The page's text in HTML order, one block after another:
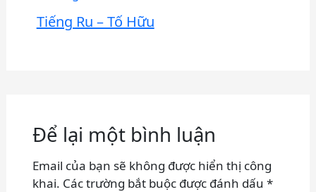
Tiếng Ru – Tố Hữu
Để lại một bình luận
Email của bạn sẽ không được hiển thị công
khai. Các trường bắt buộc được đánh dấu *